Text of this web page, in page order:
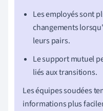
Les employés sont
changements
leurs pairs.
Le support mutuel
liés aux transitions.
Les équipes soudées
informations plus